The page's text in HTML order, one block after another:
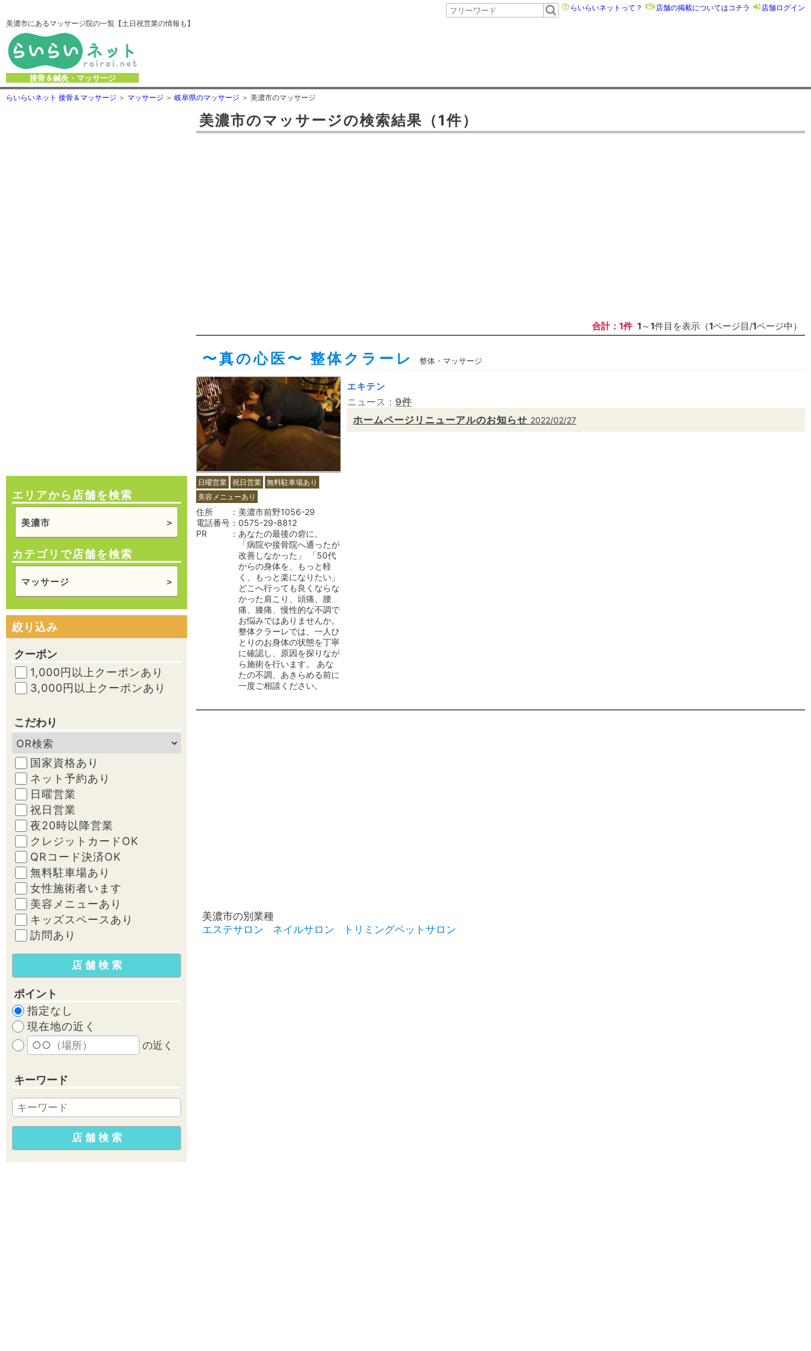
美濃市にあるマッサージ院の一覧【土日祝営業の情報も】
接骨＆鍼灸・マッサージ
らいらいネットって？ 店舗の掲載についてはコチラ 店舗ログイン
らいらいネット 接骨＆マッサージ マッサージ 岐阜県のマッサージ 美濃市のマッサージ
エリアから店舗を検索
美濃市
カテゴリで店舗を検索
マッサージ
絞り込み
クーポン
1,000円以上クーポンあり
3,000円以上クーポンあり
こだわり
国家資格あり
ネット予約あり
日曜営業
祝日営業
夜20時以降営業
クレジットカードOK
QRコード決済OK
無料駐車場あり
女性施術者います
美容メニューあり
キッズスペースあり
訪問あり
ポイント
指定なし
現在地の近く
の近く
キーワード
美濃市のマッサージの検索結果 （1件）
合計：1件 1 ～1件目を表示（1ページ目/1ページ中）
〜真の心医〜 整体クラーレ 整体・マッサージ
日曜営業 祝日営業 無料駐車場あり
美容メニューあり
住所
美濃市前野1056-29
電話番号
0575-29-8812
PR
あなたの最後の砦に。
「病院や接骨院へ通ったが
改善しなかった」 「50代
からの身体を、もっと軽
く、もっと楽になりたい」
どこへ行っても良くならな
かった肩こり、頭痛、腰
痛、膝痛、慢性的な不調で
お悩みではありませんか。
整体クラーレでは、一人ひ
とりのお身体の状態を丁寧
に確認し、原因を探りなが
ら施術を行います。 あな
たの不調、あきらめる前に
一度ご相談ください。
エキテン
ニュース： 9件
ホームページリニューアルのお知らせ 2022/02/27
美濃市の別業種
エステサロン
ネイルサロン トリミングペットサロン